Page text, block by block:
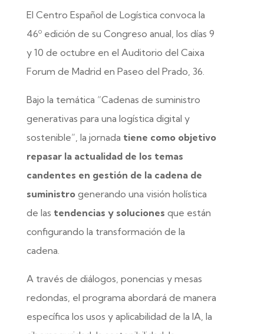
El Centro Español de Logística convoca la
46º edición de su Congreso anual, los días 9
y 10 de octubre en el Auditorio del Caixa
Forum de Madrid en Paseo del Prado, 36.
Bajo la temática “Cadenas de suministro
generativas para una logística digital y
sostenible”, la jornada tiene como objetivo
repasar la actualidad de los temas
candentes en gestión de la cadena de
suministrogenerando una visión holística
de las tendencias y soluciones que están
configurando la transformación de la
cadena.
A través de diálogos, ponencias y mesas
redondas, el programa abordará de manera
específica los usos y aplicabilidad de la IA, la